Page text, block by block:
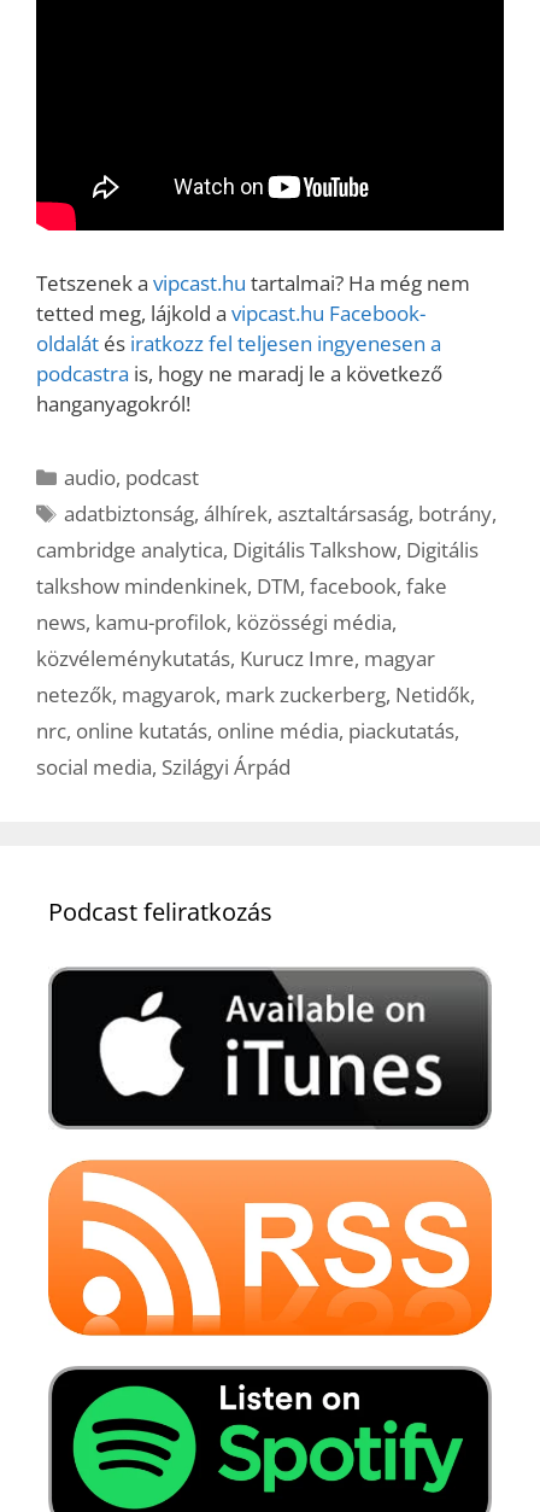
Tetszenek a vipcast.hu tartalmai? Ha még nem
tetted meg, lájkold a vipcast.hu Facebook-
oldalát és iratkozz fel teljesen ingyenesen a
podcastra is, hogy ne maradj le a következő
hanganyagokról!
Kategória
audio, podcast
Címkék
adatbiztonság,álhírek,asztaltársaság, botrány,
cambridge analytica, Digitális Talkshow, Digitális
talkshow mindenkinek, DTM, facebook, fake
news, kamu-profilok, közösségi média,
közvéleménykutatás, Kurucz Imre, magyar
netezők, magyarok, mark zuckerberg, Netidők,
nrc, online kutatás, online média, piackutatás,
social media, Szilágyi Árpád
Podcast feliratkozás